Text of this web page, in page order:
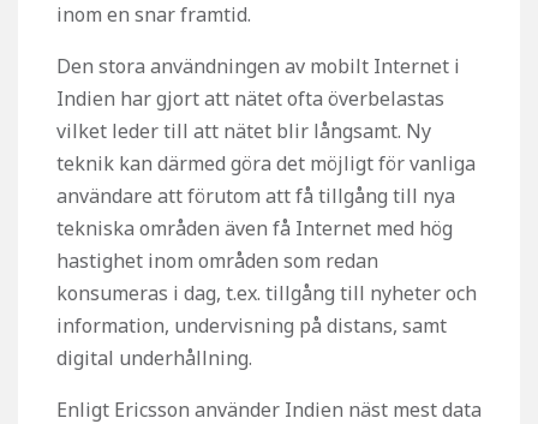
inom en snar framtid.
Den stora användningen av mobilt Internet i
Indien har gjort att nätet ofta överbelastas
vilket leder till att nätet blir långsamt. Ny
teknik kan därmed göra det möjligt för vanliga
användare att förutom att få tillgång till nya
tekniska områden även få Internet med hög
hastighet inom områden som redan
konsumeras i dag, t.ex. tillgång till nyheter och
information, undervisning på distans, samt
digital underhållning.
Enligt Ericsson använder Indien näst mest data